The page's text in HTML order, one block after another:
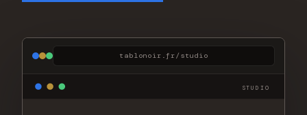
tablonoir.fr/studio
STUDIO